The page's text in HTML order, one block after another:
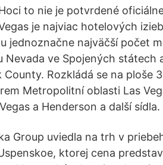
to nie je potvrdené
je najviac hotelových
jednoznačne najväčší počet
Nevada ve Spojených státech
Rozkládá se na ploše
Metropolitní oblasti Las
a Henderson a další sídla.
Group uviedla na trh v
ktorej cena